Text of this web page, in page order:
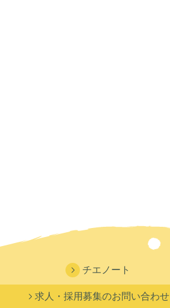
チエノート
求人・採用募集のお問い合わせ